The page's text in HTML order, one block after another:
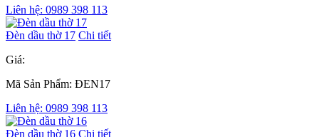
Liên hệ: 0989 398 113
Đèn dầu thờ 17 Chi tiết
Giá:
Mã Sản Phẩm: ĐEN17
Liên hệ: 0989 398 113
Đèn dầu thờ 16 Chi tiết